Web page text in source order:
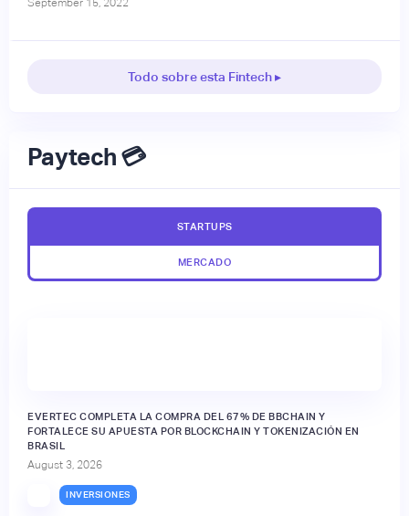
Todo sobre esta Fintech ▸
Paytech 💳
STARTUPS
MERCADO
EVERTEC COMPLETA LA COMPRA DEL 67% DE BBCHAIN Y
FORTALECE SU APUESTA POR BLOCKCHAIN Y TOKENIZACIÓN EN
BRASIL
August 3, 2026
INVERSIONES